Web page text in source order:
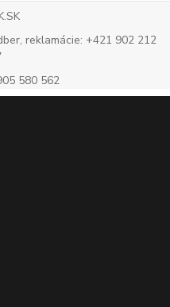
reklamácie: +421 902 212
580 562